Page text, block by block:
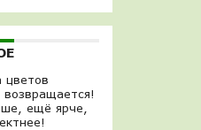
цветов
возвращается!
ещё ярче,